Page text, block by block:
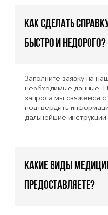
Как сделать
быстро и недорого?
Заполните заявку на
необходимые данные.
запроса мы свяжемся с
подтвердить
дальнейшие инструкции.
Какие виды
предоставляете?